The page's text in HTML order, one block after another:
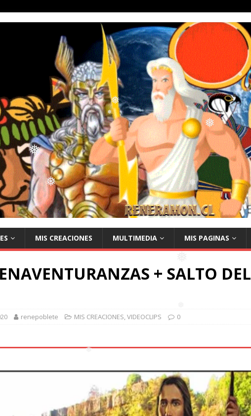
❅
❅
❅
❅
❅
❅
❅
❅
❅
❅
❅
❅
❅
MIS CREACIONES MULTIMEDIA MIS PAGINAS
+ SALTO DEL
renepoblete MIS CREACIONES,VIDEOCLIPS 0